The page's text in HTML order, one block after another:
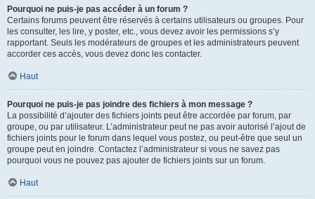
Pourquoi ne puis-je pas accéder à un forum ?
Certains forums peuvent être réservés à certains utilisateurs ou groupes. Pour
les consulter, les lire, y poster, etc., vous devez avoir les permissions s’y
rapportant. Seuls les modérateurs de groupes et les administrateurs peuvent
accorder ces accès, vous devez donc les contacter.
Haut
Pourquoi ne puis-je pas joindre des fichiers à mon message ?
La possibilité d’ajouter des fichiers joints peut être accordée par forum, par
groupe, ou par utilisateur. L’administrateur peut ne pas avoir autorisé l’ajout de
fichiers joints pour le forum dans lequel vous postez, ou peut-être que seul un
groupe peut en joindre. Contactez l’administrateur si vous ne savez pas
pourquoi vous ne pouvez pas ajouter de fichiers joints sur un forum.
Haut